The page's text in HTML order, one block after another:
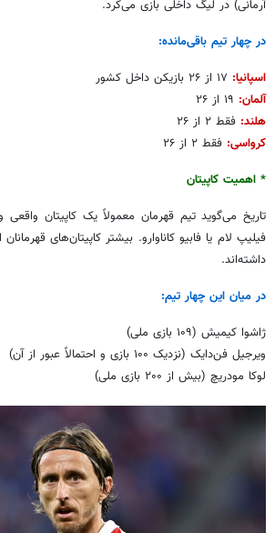
آرمانی) در لیگ داخلی بازی می‌کرد.
در چهار تیم باقی‌مانده:
اسپانیا: ۱۷ از ۲۶ بازیکن داخل کشور
آلمان: ۱۹ از ۲۶
هلند: فقط ۲ از ۲۶
کرواسی: فقط ۲ از ۲۶
* اهمیت کاپیتان
تاریخ می‌گوید تیم قهرمان معمولاً یک کاپیتان واقعی
داشته‌اند.
در میان این چهار تیم:
ژاشوا کیمیش (۱۰۹ بازی ملی)
ویرجیل فن‌دایک (نزدیک ۱۰۰ بازی و احتمالاً عبور از آن)
لوکا مودریچ (بیش از ۲۰۰ بازی ملی)